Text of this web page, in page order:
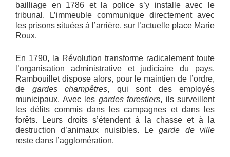
bailliage en 1786 et la police s’y installe avec le
tribunal. L’immeuble communique directement avec
les prisons situées à l’arrière, sur l’actuelle place Marie
Roux.
En 1790, la Révolution transforme radicalement toute
l’organisation administrative et judiciaire du pays.
Rambouillet dispose alors, pour le maintien de l’ordre,
de gardes champêtres, qui sont des employés
municipaux. Avec les gardes forestiers, ils surveillent
les délits commis dans les campagnes et dans les
forêts. Leurs droits s’étendent à la chasse et à la
destruction d’animaux nuisibles. Legarde de ville
reste dans l’agglomération.